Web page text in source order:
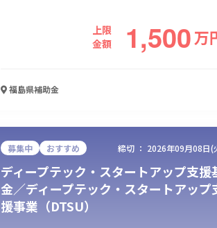
上限
金額
1,500万
福島県補助金
募集中 おすすめ 締切 ： 2026年09月08日(
ディープテック・スタートアップ支援
金／ディープテック・スタートアップ
援事業（DTSU）